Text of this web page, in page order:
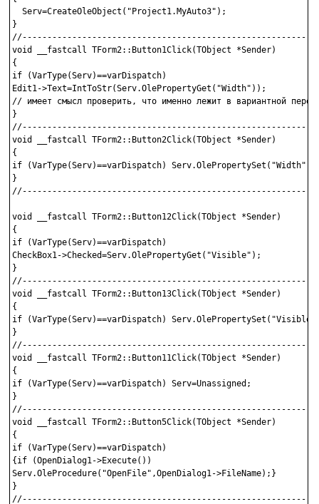
  Serv=CreateOleObject("Project1.MyAuto3");
}
void __fastcall TForm2::Button1Click(TObject *Sender)
{
if (VarType(Serv)==varDispatch)
Edit1->Text=IntToStr(Serv.OlePropertyGet("Width"));
// имеет смысл проверить, что именно лежит в вариантной
}
void __fastcall TForm2::Button2Click(TObject *Sender)
{
if (VarType(Serv)==varDispatch)
}
void __fastcall TForm2::Button12Click(TObject *Sender)
{
if (VarType(Serv)==varDispatch)
CheckBox1->Checked=Serv.OlePropertyGet("Visible");
}
void __fastcall TForm2::Button13Click(TObject *Sender)
{
if (VarType(Serv)==varDispatch)
}
void __fastcall TForm2::Button11Click(TObject *Sender)
{
if (VarType(Serv)==varDispatch) Serv=Unassigned;
}
void __fastcall TForm2::Button5Click(TObject *Sender)
{
if (VarType(Serv)==varDispatch)
{if (OpenDialog1->Execute())
Serv.OleProcedure("OpenFile",OpenDialog1->FileName);}
}